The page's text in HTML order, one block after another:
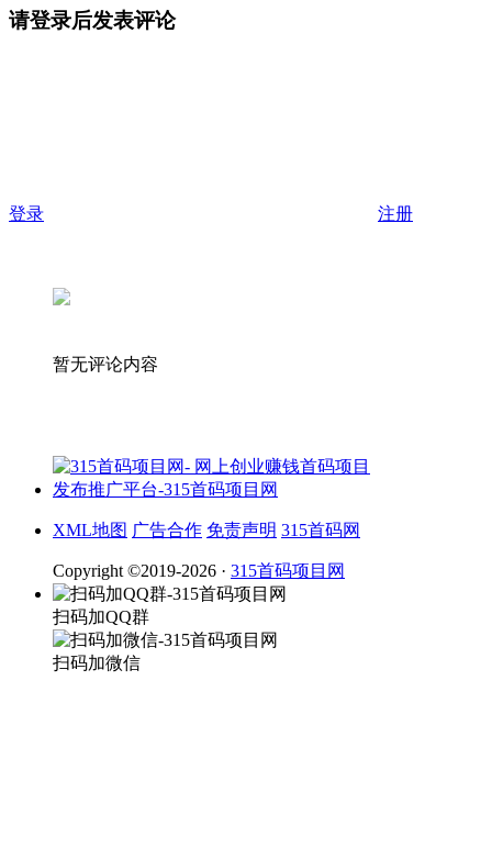
请登录后发表评论
登录 注册
暂无评论内容
XML地图 广告合作 免责声明 315首码网
Copyright ©2019-2026 · 315首码项目网
扫码加QQ群
扫码加微信